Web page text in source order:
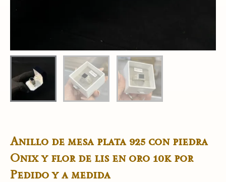
Anillo de mesa plata 925 con piedra
Onix y flor de lis en oro 10k por
Pedido y a medida